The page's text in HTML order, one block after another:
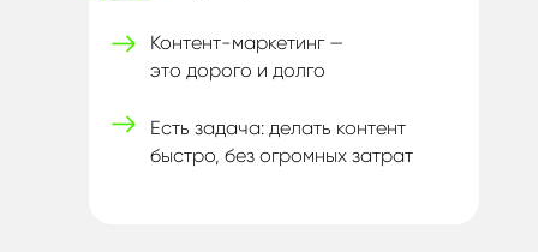
Контент-маркетинг —
это дорого и долго
Есть задача: делать контент
быстро, без огромных затрат